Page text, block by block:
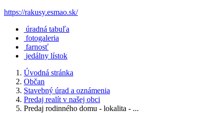
https://rakusy.esmao.sk/
úradná tabuľa
fotogaleria
farnosť
jedálny lístok
Úvodná stránka
Občan
Stavebný úrad a oznámenia
Predaj realít v našej obci
Predaj rodinného domu - lokalita - ...